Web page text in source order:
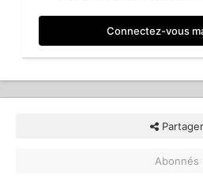
Connectez-vous
Partager
Abonnés